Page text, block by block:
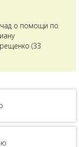
святынь
чад о помощи по
(33
пытались
что мы с мужем
мне ставили...